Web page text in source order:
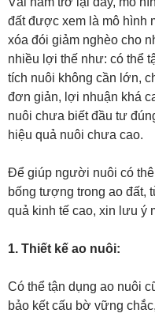
đất được xem là mô hình
xóa đói giảm nghèo cho
nhiều lợi thế như: có thể
tích nuôi không cần lớn,
đơn giản, lợi nhuận khá
nuôi chưa biết đầu tư
hiệu quả nuôi chưa cao.
Để giúp người nuôi có
bống tượng trong ao đất,
quả kinh tế cao, xin lưu ý
1. Thiết kế ao nuôi:
Có thể tận dụng ao nuôi
bảo kết cấu bờ vững